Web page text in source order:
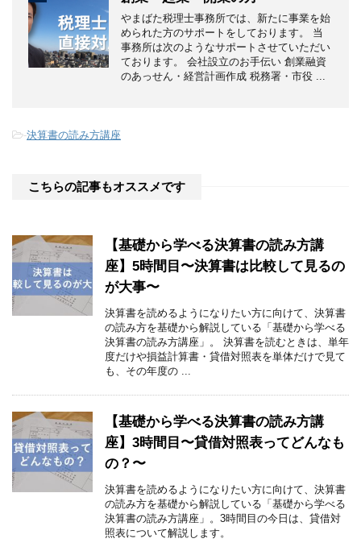
やまばた税理士事務所では、新たに事業を始
められた方のサポートをしております。 当
事務所は次のようなサポートさせていただい
ております。 会社設立のお手伝い 創業融資
のあっせん・経営計画作成 税務署・市役 ...
-決算書の読み方講座
こちらの記事もオススメです
【基礎から学べる決算書の読み方講
座】5時間目〜決算書は比較して見るの
が大事〜
決算書を読めるようになりたい方に向けて、決算書
の読み方を基礎から解説している「基礎から学べる
決算書の読み方講座」。 決算書を読むときは、単年
度だけや損益計算書・貸借対照表を単体だけで見て
も、その年度の ...
【基礎から学べる決算書の読み方講
座】3時間目〜貸借対照表ってどんなも
の？〜
決算書を読めるようになりたい方に向けて、決算書
の読み方を基礎から解説している「基礎から学べる
決算書の読み方講座」。3時間目の今日は、貸借対
照表について解説します。